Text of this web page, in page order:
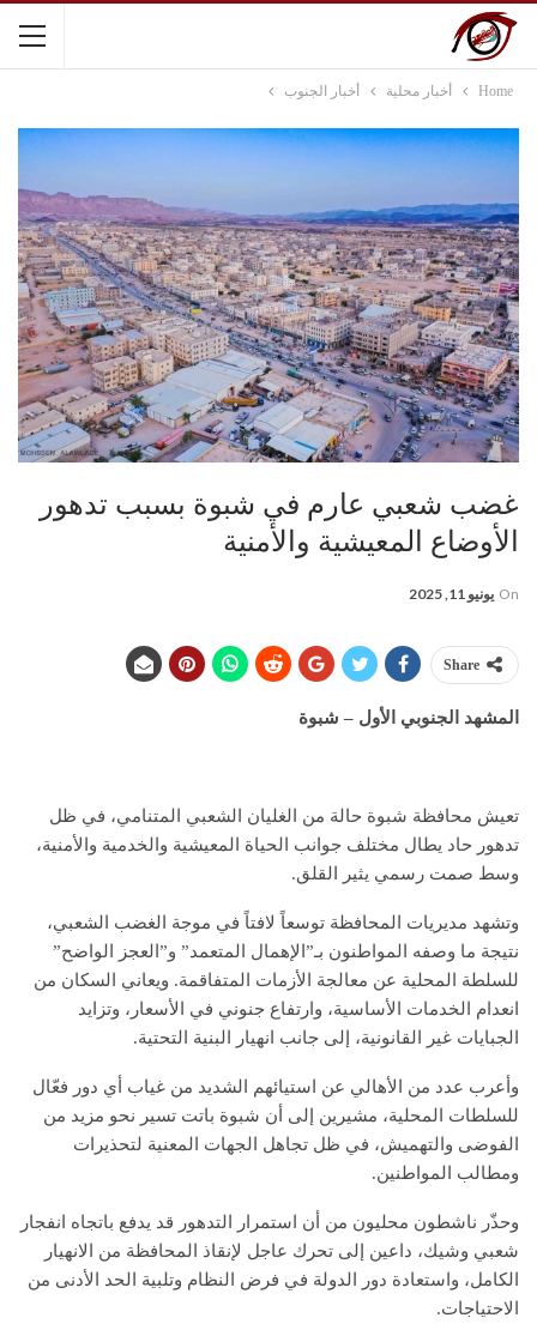
Home أخبار محلية أخبار الجنوب
غضب شعبي عارم في شبوة بسبب تدهور
الأوضاع المعيشية والأمنية
On يونيو 11, 2025
Share
المشهد الجنوبي الأول – شبوة
تعيش محافظة شبوة حالة من الغليان الشعبي المتنامي، في ظل
تدهور حاد يطال مختلف جوانب الحياة المعيشية والخدمية والأمنية،
وسط صمت رسمي يثير القلق.
وتشهد مديريات المحافظة توسعاً لافتاً في موجة الغضب الشعبي،
نتيجة ما وصفه المواطنون بـ”الإهمال المتعمد” و”العجز الواضح”
للسلطة المحلية عن معالجة الأزمات المتفاقمة. ويعاني السكان من
انعدام الخدمات الأساسية، وارتفاع جنوني في الأسعار، وتزايد
الجبايات غير القانونية، إلى جانب انهيار البنية التحتية.
وأعرب عدد من الأهالي عن استيائهم الشديد من غياب أي دور فعّال
للسلطات المحلية، مشيرين إلى أن شبوة باتت تسير نحو مزيد من
الفوضى والتهميش، في ظل تجاهل الجهات المعنية لتحذيرات
ومطالب المواطنين.
وحذّر ناشطون محليون من أن استمرار التدهور قد يدفع باتجاه انفجار
شعبي وشيك، داعين إلى تحرك عاجل لإنقاذ المحافظة من الانهيار
الكامل، واستعادة دور الدولة في فرض النظام وتلبية الحد الأدنى من
الاحتياجات.